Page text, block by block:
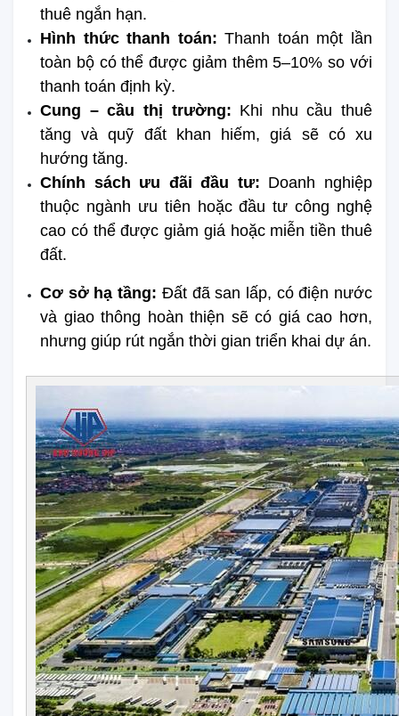
thuê ngắn hạn.
Hình thức thanh toán: Thanh toán một lần
toàn bộ có thể được giảm thêm 5–10% so với
thanh toán định kỳ.
Cung – cầu thị trường: Khi nhu cầu thuê
tăng và quỹ đất khan hiếm, giá sẽ có xu
hướng tăng.
Chính sách ưu đãi đầu tư: Doanh nghiệp
thuộc ngành ưu tiên hoặc đầu tư công nghệ
cao có thể được giảm giá hoặc miễn tiền thuê
đất.
Cơ sở hạ tầng: Đất đã san lấp, có điện nước
và giao thông hoàn thiện sẽ có giá cao hơn,
nhưng giúp rút ngắn thời gian triển khai dự án.